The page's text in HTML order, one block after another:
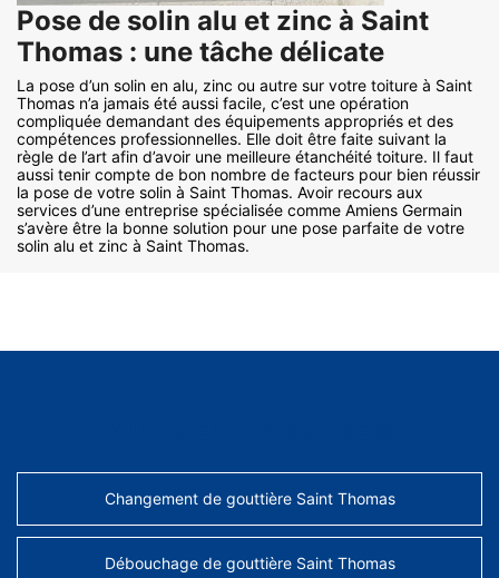
Pose de solin alu et zinc à Saint
Thomas : une tâche délicate
La pose d’un solin en alu, zinc ou autre sur votre toiture à Saint
Thomas n’a jamais été aussi facile, c’est une opération
compliquée demandant des équipements appropriés et des
compétences professionnelles. Elle doit être faite suivant la
règle de l’art afin d’avoir une meilleure étanchéité toiture. Il faut
aussi tenir compte de bon nombre de facteurs pour bien réussir
la pose de votre solin à Saint Thomas. Avoir recours aux
services d’une entreprise spécialisée comme Amiens Germain
s’avère être la bonne solution pour une pose parfaite de votre
solin alu et zinc à Saint Thomas.
Changement de gouttière Saint Thomas
Débouchage de gouttière Saint Thomas